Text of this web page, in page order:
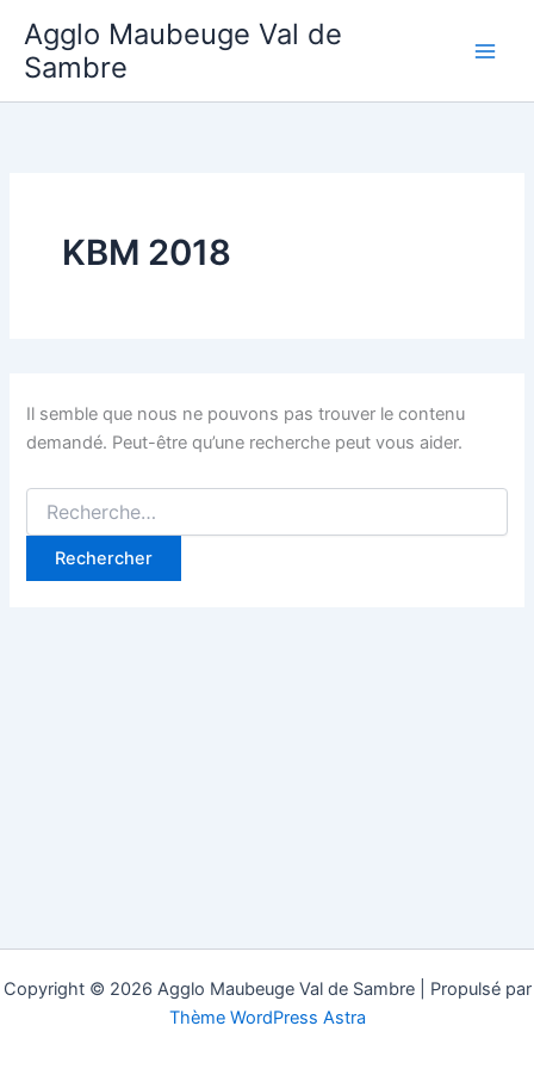
contenu
Agglo Maubeuge Val de
Sambre
KBM 2018
Il semble que nous ne pouvons pas trouver le contenu
demandé. Peut-être qu’une recherche peut vous aider.
Rechercher :
Copyright © 2026 Agglo Maubeuge Val de Sambre | Propulsé par
Thème WordPress Astra